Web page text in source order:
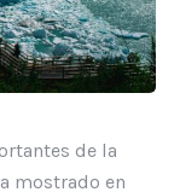
de la
mostrado en